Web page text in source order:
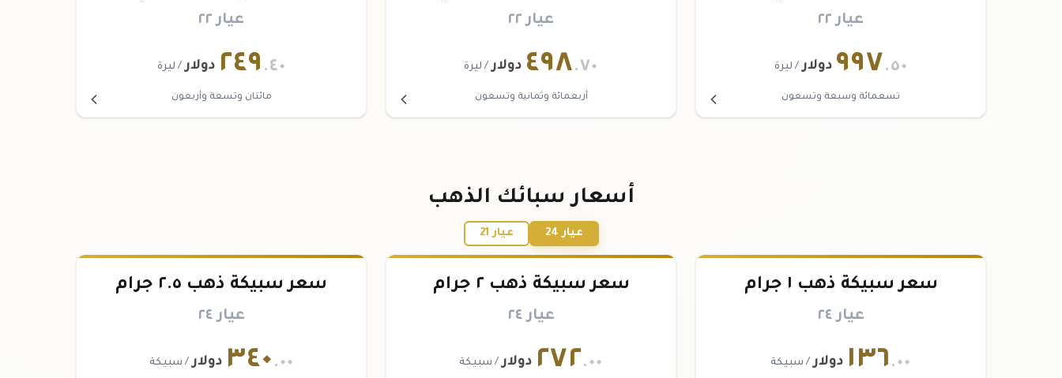
عيار ٢٢
٩٩٧.٥٠ دولار / ليرة
تسعمائة وسبعة وتسعون
عيار ٢٢
٤٩٨.٧٠ دولار / ليرة
أربعمائة وثمانية وتسعون
عيار ٢٢
٢٤٩ .٤٠ دولار / ليرة
مائتان وتسعة وأربعون
أسعار سبائك الذهب
عيار 24 عيار 21
سعر سبيكة ذهب ١ جرام
عيار ٢٤
١٣٦ .٠٠ دولار / سبيكة
سعر سبيكة ذهب ٢ جرام
عيار ٢٤
٢٧٢.٠٠ دولار / سبيكة
سعر سبيكة ذهب ٢.٥ جرام
عيار ٢٤
٣٤٠ .٠٠ دولار / سبيكة